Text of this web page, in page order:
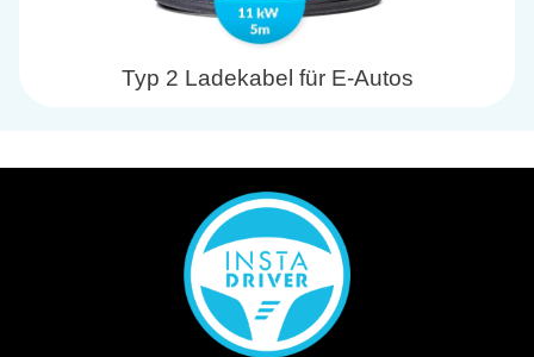
Typ 2 Ladekabel für E-Autos